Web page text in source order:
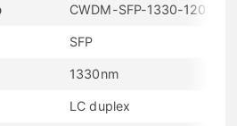
CWDM-SFP-1330-120
SFP
1330nm
LC duplex